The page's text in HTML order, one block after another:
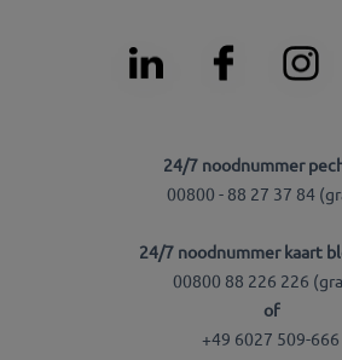
24/7 noodnummer
00800 - 88 27 37 84
24/7 noodnummer kaart
00800 88 226 226
of
+49 6027 509-666